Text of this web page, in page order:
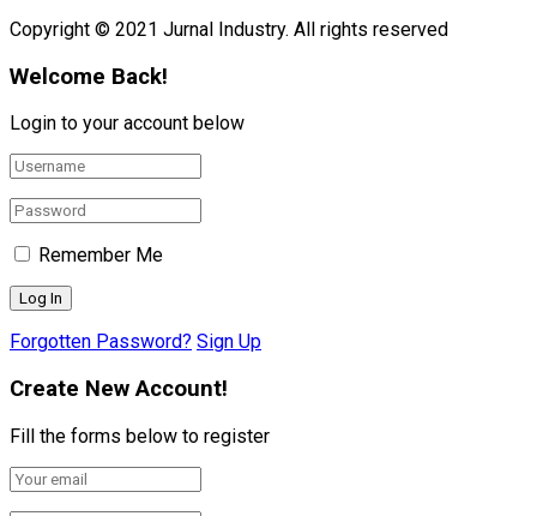
Copyright © 2021 Jurnal Industry. All rights reserved
Welcome Back!
Login to your account below
Remember Me
Forgotten Password? Sign Up
Create New Account!
Fill the forms below to register